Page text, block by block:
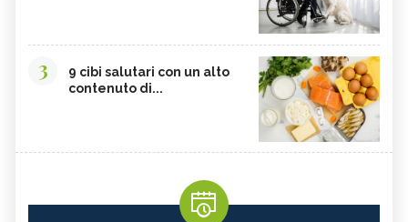
3
9 cibi salutari con un alto
contenuto di...